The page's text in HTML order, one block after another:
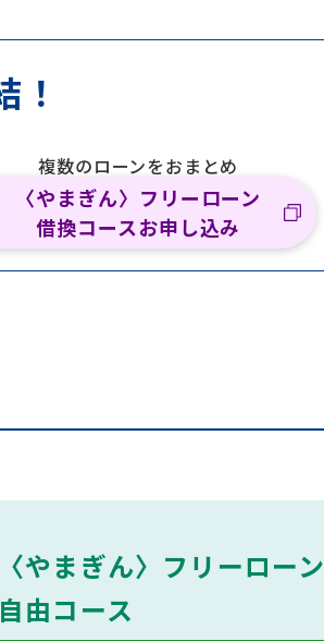
！
複数のローンをおまとめ
〈やまぎん〉フリーローン
借換コースお申し込み
〈やまぎん〉フリーローン
自由コース